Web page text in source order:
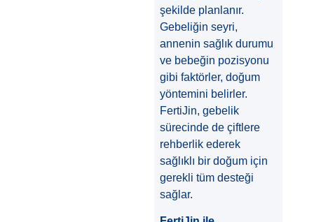
şekilde planlanır.
Gebeliğin seyri,
annenin sağlık durumu
ve bebeğin pozisyonu
gibi faktörler, doğum
yöntemini belirler.
FertiJin, gebelik
sürecinde de çiftlere
rehberlik ederek
sağlıklı bir doğum için
gerekli tüm desteği
sağlar.